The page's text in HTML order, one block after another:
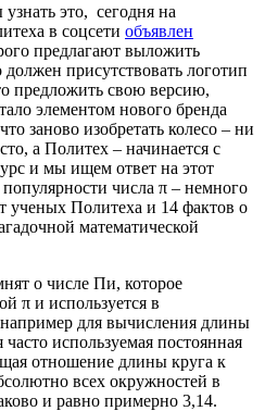
это, сегодня на
в соцсети объявлен
предлагают выложить
должен присутствовать логотип
предложить свою версию,
элементом нового бренда
заново изобретать колесо – ни
а Политех – начинается с
и мы ищем ответ на этот
числа π – немного
ученых Политеха и 14 фактов о
математической
о числе Пи, которое
π и используется в
для вычисления длины
используемая постоянная
отношение длины круга к
всех окружностей в
и равно примерно 3,14.